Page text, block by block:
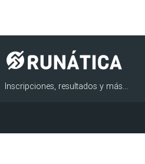
Inscripciones, resultados y más...